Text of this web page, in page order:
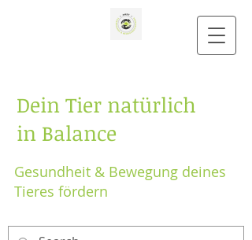
Dein Tier natürlich
in Balance
Gesundheit & Bewegung deines
Tieres fördern